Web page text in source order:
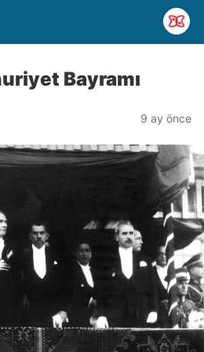
Bayramı
9 ay önce